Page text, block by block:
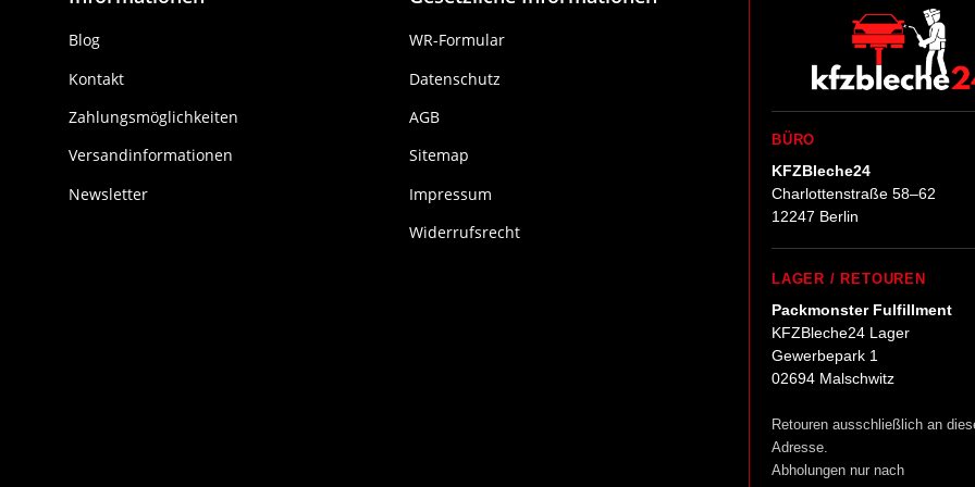
Blog
Kontakt
Zahlungsmöglichkeiten
Versandinformationen
Newsletter
WR-Formular
Datenschutz
AGB
Sitemap
Impressum
Widerrufsrecht
BÜRO
KFZBleche24
Charlottenstraße 58–62
12247 Berlin
LAGER / RETOUREN
Packmonster Fulfillment
KFZBleche24 Lager
Gewerbepark 1
02694 Malschwitz
Retouren ausschließlich an
Adresse.
Abholungen nur nach